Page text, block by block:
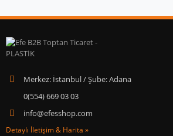
Merkez: İstanbul / Şube: Adana
0(554) 669 03 03
info@efesshop.com
Detaylı İletişim & Harita »